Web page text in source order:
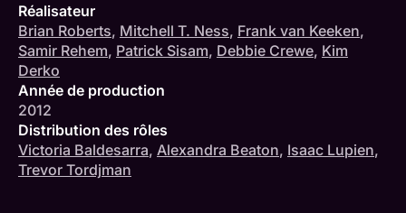
Réalisateur
Brian Roberts, Mitchell T. Ness, Frank van Keeken,
Samir Rehem, Patrick Sisam, Debbie Crewe, Kim
Derko
Année de production
2012
Distribution des rôles
Victoria Baldesarra, Alexandra Beaton, Isaac Lupien,
Trevor Tordjman